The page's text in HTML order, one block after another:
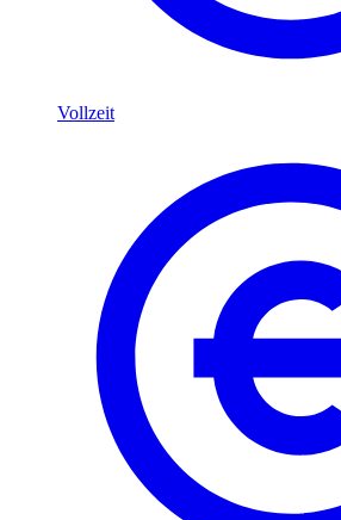
Vollzeit